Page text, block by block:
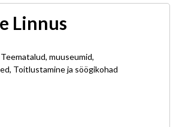
Linnus
muuseumid,
Toitlustamine ja söögikohad